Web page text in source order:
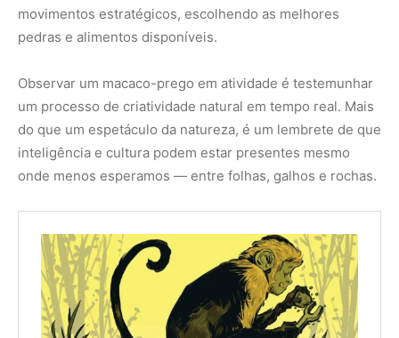
movimentos estratégicos, escolhendo as melhores
pedras e alimentos disponíveis.
Observar um macaco-prego em atividade é testemunhar
um processo de criatividade natural em tempo real. Mais
do que um espetáculo da natureza, é um lembrete de que
inteligência e cultura podem estar presentes mesmo
onde menos esperamos — entre folhas, galhos e rochas.